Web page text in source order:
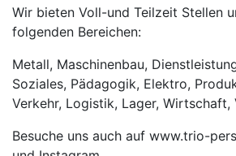
Wir bieten Voll-und Teilzeit Stellen
folgenden Bereichen:
Metall, Maschinenbau,
Soziales, Pädagogik, Elektro,
Verkehr, Logistik, Lager, Wirtschaft,
Besuche uns auch auf www.trio-